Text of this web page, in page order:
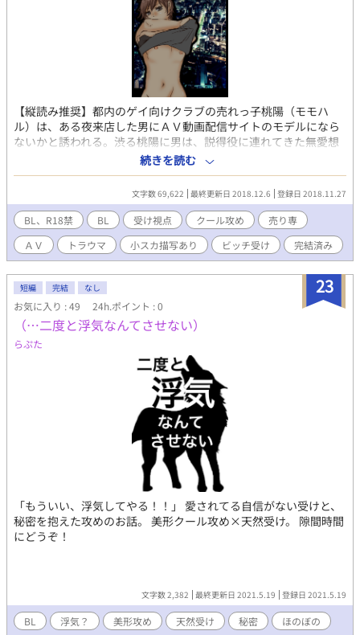
【縦読み推奨】都内のゲイ向けクラブの売れっ子桃陽（モモハ
ル）は、ある夜来店した男にＡＶ動画配信サイトのモデルになら
ないかと誘われる。渋る桃陽に男は、説得役に連れてきた無愛想
な男・雀夜（サクヤ）を紹介する。一晩で雀夜に惚れてしまった
桃陽はモデル出演を決意するが……
続きを読む
文字数 69,622 最終更新日 2018.12.6 登録日 2018.11.27
BL、R18禁 BL 受け視点 クール攻め
売り専
ＡＶ
トラウマ 小スカ描写あり ビッチ受け 完結済み
23
短編 完結 なし
お気に入り : 49 24h.ポイント : 0
（…二度と浮気なんてさせない）
らぷた
「もういい、浮気してやる！！」 愛されてる自信がない受けと、
秘密を抱えた攻めのお話。 美形クール攻め×天然受け。 隙間時間
にどうぞ！
文字数 2,382 最終更新日 2021.5.19 登録日 2021.5.19
BL 浮気？ 美形攻め 天然受け 秘密 ほのぼの